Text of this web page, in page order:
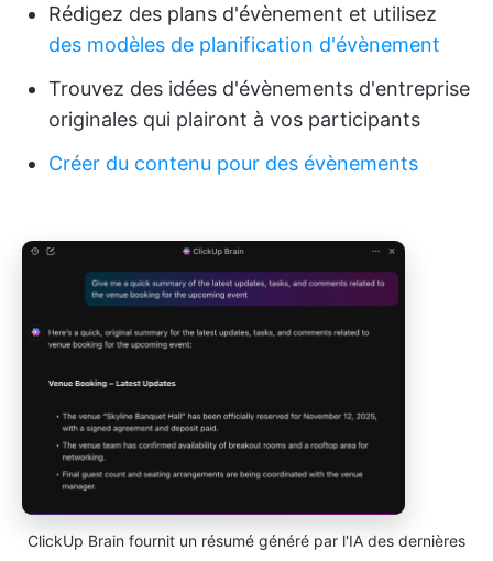
Rédigez des plans d'évènement et utilisez
des modèles de planification d'évènement
Trouvez des idées d'évènements d'entreprise
originales qui plairont à vos participants
Créer du contenu pour des évènements
ClickUp Brain fournit un résumé généré par l'IA des dernières